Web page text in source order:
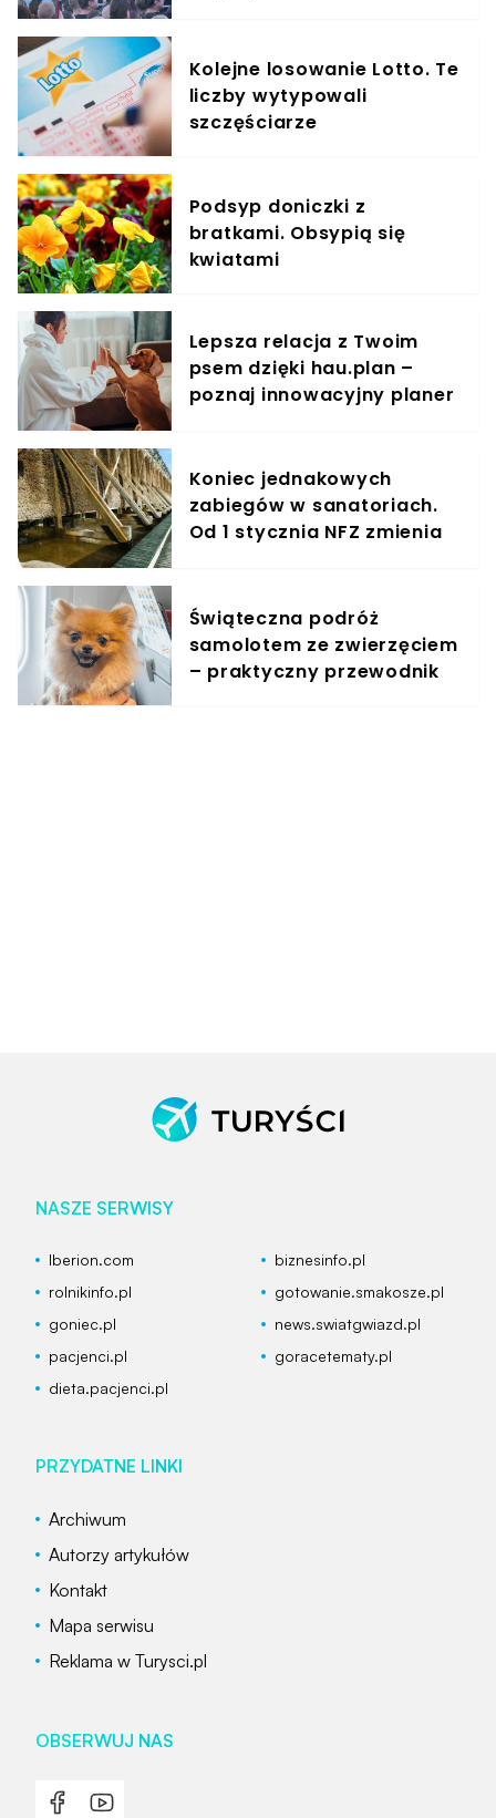
Kolejne losowanie Lotto. Te
liczby wytypowali
szczęściarze
Podsyp doniczki z
bratkami. Obsypią się
kwiatami
Lepsza relacja z Twoim
psem dzięki hau.plan –
poznaj innowacyjny planer
Koniec jednakowych
zabiegów w sanatoriach.
Od 1 stycznia NFZ zmienia
Świąteczna podróż
samolotem ze zwierzęciem
– praktyczny przewodnik
NASZE SERWISY
Iberion.com
biznesinfo.pl
rolnikinfo.pl
gotowanie.smakosze.pl
goniec.pl
news.swiatgwiazd.pl
pacjenci.pl
goracetematy.pl
dieta.pacjenci.pl
PRZYDATNE LINKI
Archiwum
Autorzy artykułów
Kontakt
Mapa serwisu
Reklama w Turysci.pl
OBSERWUJ NAS